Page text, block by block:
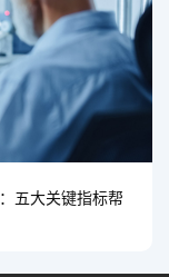
五大关键指标帮